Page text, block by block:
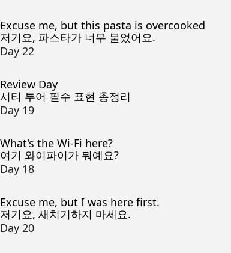
Excuse me, but this pasta is overcooked
저기요, 파스타가 너무 불었어요.
Day 22
Review Day
시티 투어 필수 표현 총정리
Day 19
What's the Wi-Fi here?
여기 와이파이가 뭐예요?
Day 18
Excuse me, but I was here first.
저기요, 새치기하지 마세요.
Day 20